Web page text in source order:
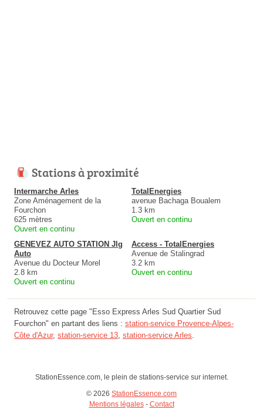
Stations à proximité
Intermarche Arles
Zone Aménagement de la
Fourchon
625 mètres
Ouvert en continu
TotalEnergies
avenue Bachaga Boualem
1.3 km
Ouvert en continu
GENEVEZ AUTO STATION Jlg
Auto
Avenue du Docteur Morel
2.8 km
Ouvert en continu
Access - TotalEnergies
Avenue de Stalingrad
3.2 km
Ouvert en continu
Retrouvez cette page "Esso Express Arles Sud Quartier Sud
Fourchon" en partant des liens : station-service Provence-Alpes-
Côte d'Azur, station-service 13 station-service Arles
StationEssence.com, le plein de stations-service sur internet.
© 2026 StationEssence.com
Mentions légales- Contact